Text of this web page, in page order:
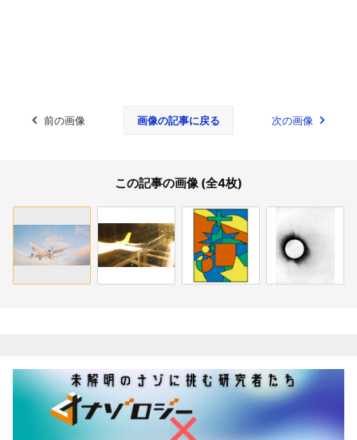
前の画像 画像の記事に戻る 次の画像
この記事の画像 (全4枚)